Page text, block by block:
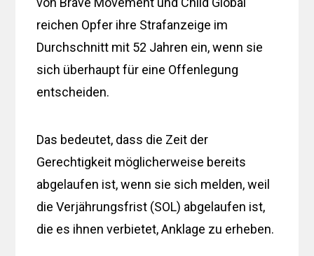
reichen Opfer ihre Strafanzeige im
Durchschnitt mit 52 Jahren ein, wenn sie
sich überhaupt für eine Offenlegung
entscheiden.
Das bedeutet, dass die Zeit der
Gerechtigkeit möglicherweise bereits
abgelaufen ist, wenn sie sich melden, weil
die Verjährungsfrist (SOL) abgelaufen ist,
die es ihnen verbietet, Anklage zu erheben.